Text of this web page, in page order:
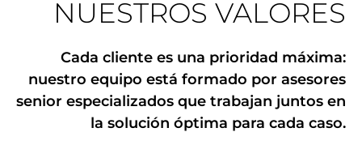
Cada cliente es una prioridad máxima:
nuestro equipo está formado por asesores
senior especializados que trabajan juntos en
la solución óptima para cada caso.
NUESTROS VALORES